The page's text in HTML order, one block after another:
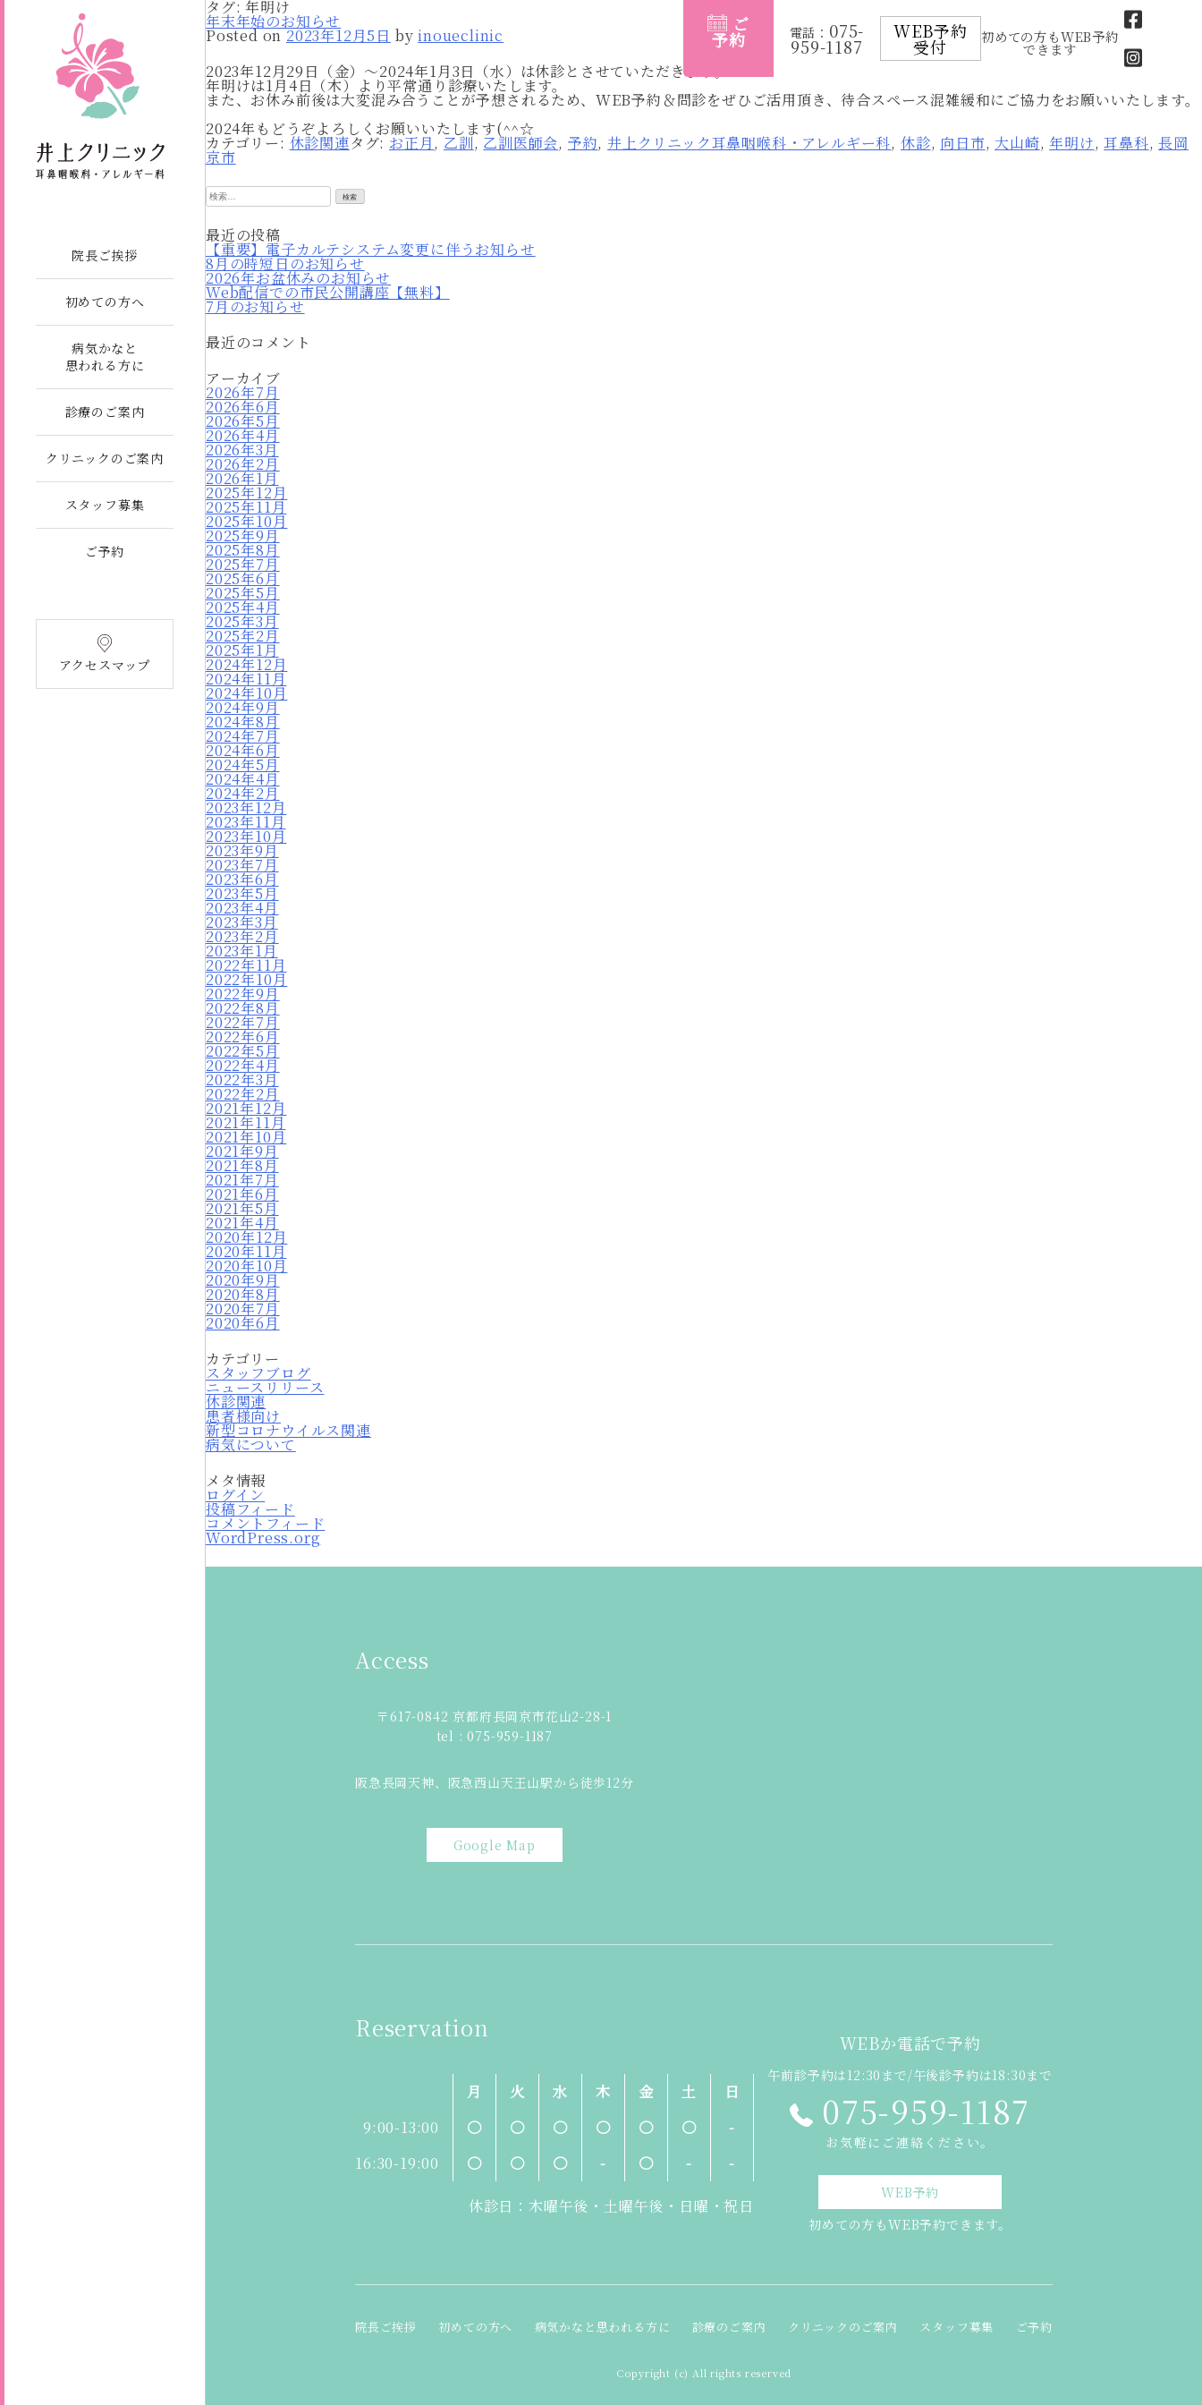
ご
予約 電話： 075-
959-1187
WEB予約
受付 初めての方もWEB予約
できます
院長ご挨拶
初めての方へ
病気かなと
思われる方に
診療のご案内
クリニックのご案内
スタッフ募集
ご予約
アクセスマップ
タグ:年明け
年末年始のお知らせ
Posted on2023年12月5日 byinoueclinic
2023年12月29日（金）～2024年1月3日（水）は休診とさせていただきます。
年明けは1月4日（木）より平常通り診療いたします。
また、お休み前後は大変混み合うことが予想されるため、WEB予約＆問診をぜひご活用頂き、待合スペース混雑緩和にご協力をお願いいたします。
2024年もどうぞよろしくお願いいたします(^^☆
カテゴリー: 休診関連タグ: お正月, 乙訓, 乙訓医師会, 予約,井上クリニック耳鼻咽喉科・アレルギー科, 休診, 向日市,大山崎,年明け,耳鼻科,長岡
京市
検
索:
最近の投稿
【重要】電子カルテシステム変更に伴うお知らせ
8月の時短日のお知らせ
2026年お盆休みのお知らせ
Web配信での市民公開講座【無料】
7月のお知らせ
最近のコメント
アーカイブ
2026年7月
2026年6月
2026年5月
2026年4月
2026年3月
2026年2月
2026年1月
2025年12月
2025年11月
2025年10月
2025年9月
2025年8月
2025年7月
2025年6月
2025年5月
2025年4月
2025年3月
2025年2月
2025年1月
2024年12月
2024年11月
2024年10月
2024年9月
2024年8月
2024年7月
2024年6月
2024年5月
2024年4月
2024年2月
2023年12月
2023年11月
2023年10月
2023年9月
2023年7月
2023年6月
2023年5月
2023年4月
2023年3月
2023年2月
2023年1月
2022年11月
2022年10月
2022年9月
2022年8月
2022年7月
2022年6月
2022年5月
2022年4月
2022年3月
2022年2月
2021年12月
2021年11月
2021年10月
2021年9月
2021年8月
2021年7月
2021年6月
2021年5月
2021年4月
2020年12月
2020年11月
2020年10月
2020年9月
2020年8月
2020年7月
2020年6月
カテゴリー
スタッフブログ
ニュースリリース
休診関連
患者様向け
新型コロナウイルス関連
病気について
メタ情報
ログイン
投稿フィード
コメントフィード
WordPress.org
Access
〒617-0842 京都府長岡京市花山2-28-1
tel : 075-959-1187
阪急長岡天神、阪急西山天王山駅から徒歩12分
Google Map
Reservation
月 火 水 木 金 土
日
9:00-13:00
〇 〇 〇 〇 〇 〇
-
16:30-19:00
〇 〇 〇 - 〇 - -
休診日：木曜午後・土曜午後・日曜・祝日
WEBか電話で予約
午前診予約は12:30まで/午後診予約は18:30まで
075-959-1187
お気軽にご連絡ください。
WEB予約
初めての方もWEB予約できます。
院長ご挨拶 初めての方へ 病気かなと思われる方に 診療のご案内 クリニックのご案内 スタッフ募集 ご予約
Copyright (c) All rights reserved